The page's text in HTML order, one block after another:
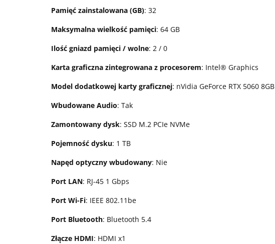
Pamięć zainstalowana (GB): 32
Maksymalna wielkość pamięci: 64 GB
Ilość gniazd pamięci / wolne: 2 / 0
Karta graficzna zintegrowana z procesorem: Intel® Graphics
Model dodatkowej karty graficznej: nVidia GeForce RTX 5060 8GB
Wbudowane Audio: Tak
Zamontowany dysk: SSD M.2 PCIe NVMe
Pojemność dysku: 1 TB
Napęd optyczny wbudowany: Nie
Port LAN: RJ-45 1 Gbps
Port Wi-Fi: IEEE 802.11be
Port Bluetooth: Bluetooth 5.4
Złącze HDMI: HDMI x1